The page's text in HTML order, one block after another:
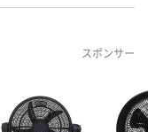
スポンサー